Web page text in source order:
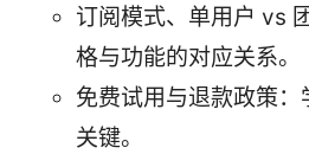
订阅模式、单用户 vs
格与功能的对应关系。
免费试用与退款政策
关键。